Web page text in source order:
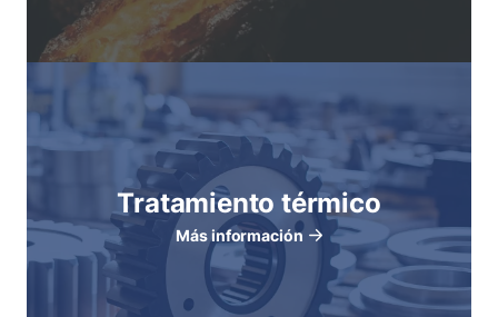
Tratamiento térmico
Más información